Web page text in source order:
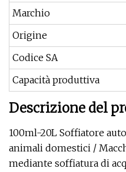
Marchio
Origine
Codice SA
Capacità produttiva
Descrizione del
100ml-20L Soffiatore
animali domestici /
mediante soffiatura di